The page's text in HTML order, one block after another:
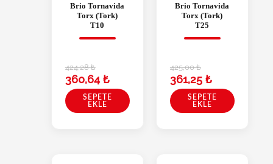
Brio Tornavida
Torx (Tork)
T10
424,28₺
360,64₺
SEPETE
EKLE
Brio Tornavida
Torx (Tork)
T25
425,00₺
361,25 ₺
SEPETE
EKLE